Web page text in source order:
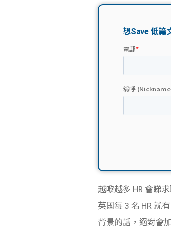
越嚟越多 HR 會睇
英國每 3 名 HR 就
背景的話，絕對會